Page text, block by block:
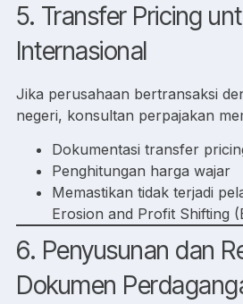
5. Transfer Pricing
Internasional
Jika perusahaan bertransaksi
negeri, konsultan perpajakan
Dokumentasi transfer
Penghitungan harga wajar
Memastikan tidak terjadi
Erosion and Profit Shifting
6. Penyusunan dan
Dokumen